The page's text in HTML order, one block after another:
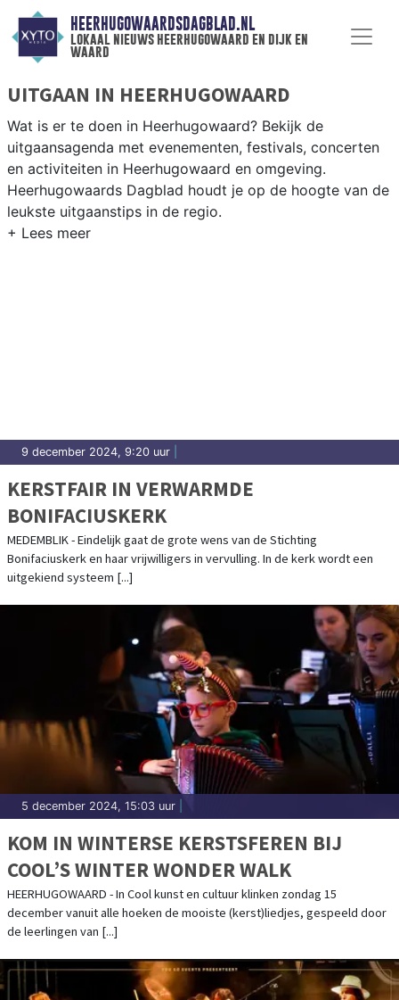
HEERHUGOWAARDSDAGBLAD.NL
lokaal nieuws heerhugowaard en dijk en
waard
UITGAAN IN HEERHUGOWAARD
Wat is er te doen in Heerhugowaard? Bekijk de
uitgaansagenda met evenementen, festivals, concerten
en activiteiten in Heerhugowaard en omgeving.
Heerhugowaards Dagblad houdt je op de hoogte van de
leukste uitgaanstips in de regio.
9 december 2024, 9:20 uur
KERSTFAIR IN VERWARMDE
BONIFACIUSKERK
MEDEMBLIK - Eindelijk gaat de grote wens van de Stichting
Bonifaciuskerk en haar vrijwilligers in vervulling. In de kerk wordt een
uitgekiend systeem [...]
5 december 2024, 15:03 uur
KOM IN WINTERSE KERSTSFEREN BIJ
COOL’S WINTER WONDER WALK
HEERHUGOWAARD - In Cool kunst en cultuur klinken zondag 15
december vanuit alle hoeken de mooiste (kerst)liedjes, gespeeld door
de leerlingen van [...]